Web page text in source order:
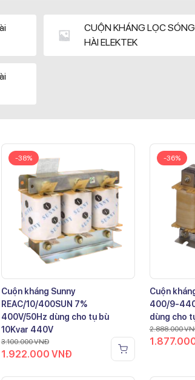
CUỘN KHÁNG LỌC SÓNG
HÀI ELEKTEK
-38%
Cuộn kháng Sunny
REAC/10/400SUN 7%
400V/50Hz dùng cho tụ bù
10Kvar 440V
3.100.000VNĐ
1.922.000 VNĐ
-36%
Cuộn
400/9-
dùng cho
2.888.000